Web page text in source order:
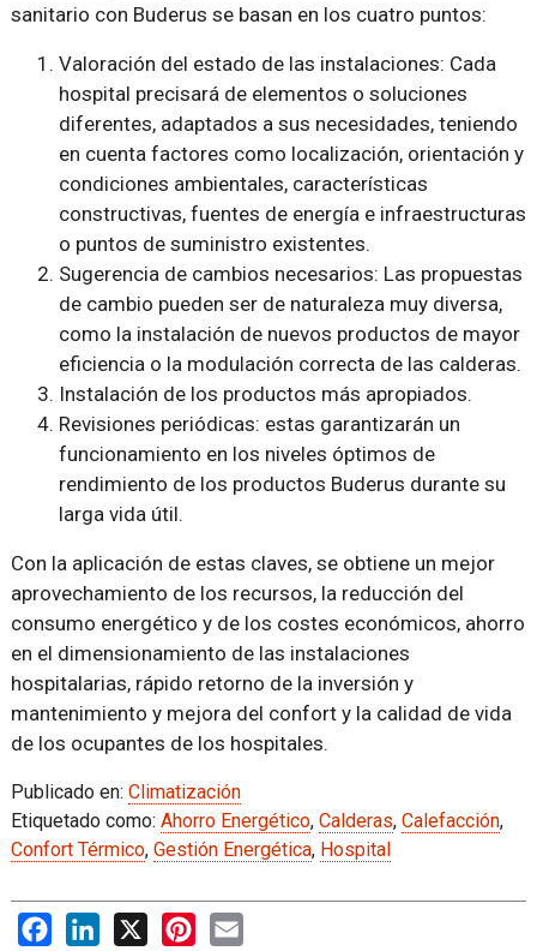
sanitario con Buderus se basan en los cuatro puntos:
Valoración del estado de las instalaciones: Cada
hospital precisará de elementos o soluciones
diferentes, adaptados a sus necesidades, teniendo
en cuenta factores como localización, orientación y
condiciones ambientales, características
constructivas, fuentes de energía e infraestructuras
o puntos de suministro existentes.
Sugerencia de cambios necesarios: Las propuestas
de cambio pueden ser de naturaleza muy diversa,
como la instalación de nuevos productos de mayor
eficiencia o la modulación correcta de las calderas.
Instalación de los productos más apropiados.
Revisiones periódicas: estas garantizarán un
funcionamiento en los niveles óptimos de
rendimiento de los productos Buderus durante su
larga vida útil.
Con la aplicación de estas claves, se obtiene un mejor
aprovechamiento de los recursos, la reducción del
consumo energético y de los costes económicos, ahorro
en el dimensionamiento de las instalaciones
hospitalarias, rápido retorno de la inversión y
mantenimiento y mejora del confort y la calidad de vida
de los ocupantes de los hospitales.
Publicado en: Climatización
Etiquetado como: Ahorro Energético, Calderas, Calefacción,
Confort Térmico, Gestión Energética, Hospital
FacebookLinkedIn
X PinterestEmail